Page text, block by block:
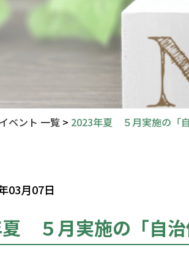
ベント 一覧 > 2023年夏 ５月実施の「
03月07日
５月実施の「自治